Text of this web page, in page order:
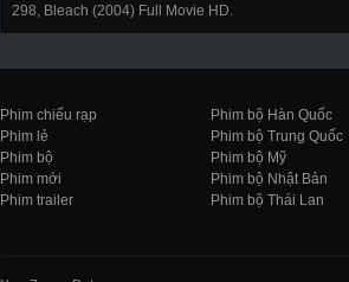
298, Bleach (2004) Full Movie HD.
Phim chiếu rạp
Phim lẻ
Phim bộ
Phim mới
Phim trailer
Phim bộ Hàn Quốc
Phim bộ Trung Quốc
Phim bộ Mỹ
Phim bộ Nhật Bản
Phim bộ Thái Lan